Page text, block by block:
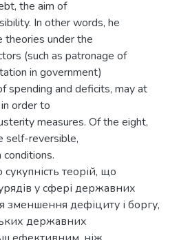
the aim of
In other words, he
under the
(such as patronage of
in government)
spending and deficits, may at
order to
measures. Of the eight,
self-reversible,
conditions.
сукупність теорій, що
у сфері державних
зменшення дефіциту і боргу,
державних